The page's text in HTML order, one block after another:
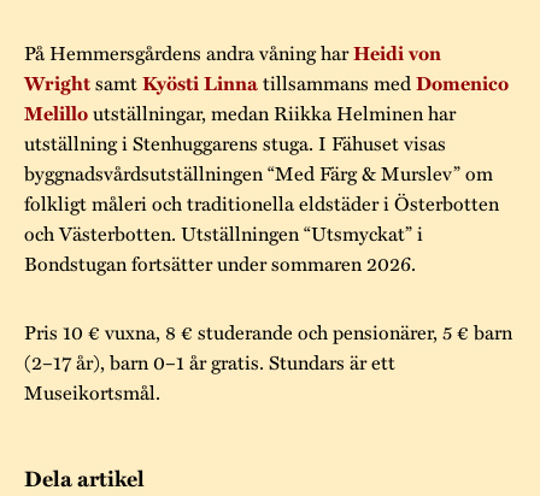
Dela artikel
På Hemmersgårdens andra våning harHeidi von
WrightsamtKyösti Linnatillsammans medDomenico
Melilloutställningar, medan Riikka Helminen har
utställning i Stenhuggarens stuga. I Fähuset visas
byggnadsvårdsutställningen “Med Färg & Murslev” om
folkligt måleri och traditionella eldstäder i Österbotten
och Västerbotten. Utställningen “Utsmyckat” i
Bondstugan fortsätter under sommaren 2026.
Pris 10 € vuxna, 8 € studerande och pensionärer, 5 € barn
(2–17 år), barn 0–1 år gratis. Stundars är ett
Museikortsmål.